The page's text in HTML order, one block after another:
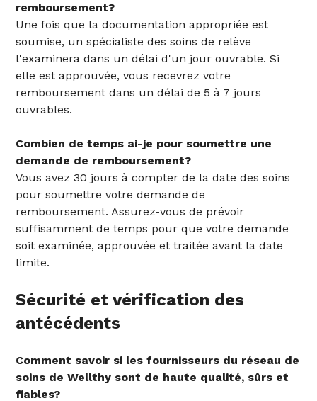
remboursement?
Une fois que la documentation appropriée est
soumise, un spécialiste des soins de relève
l'examinera dans un délai d'un jour ouvrable. Si
elle est approuvée, vous recevrez votre
remboursement dans un délai de 5 à 7 jours
ouvrables.
Combien de temps ai-je pour soumettre une
demande de remboursement?
Vous avez 30 jours à compter de la date des soins
pour soumettre votre demande de
remboursement. Assurez-vous de prévoir
suffisamment de temps pour que votre demande
soit examinée, approuvée et traitée avant la date
limite.
Sécurité et vérification des
antécédents
‍Comment savoir si les fournisseurs du réseau de
soins de Wellthy sont de haute qualité, sûrs et
fiables?